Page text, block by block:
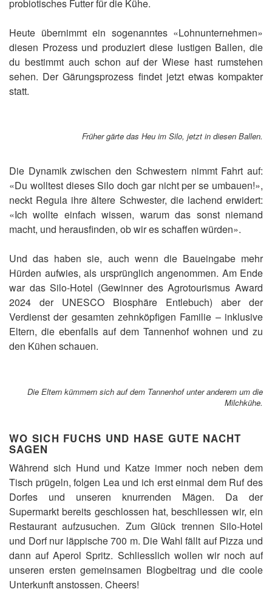
probiotisches Futter für die Kühe.
Heute übernimmt ein sogenanntes «Lohnunternehmen»
diesen Prozess und produziert diese lustigen Ballen, die
du bestimmt auch schon auf der Wiese hast rumstehen
sehen. Der Gärungsprozess findet jetzt etwas kompakter
statt.
Früher gärte das Heu im Silo, jetzt in diesen Ballen.
Die Dynamik zwischen den Schwestern nimmt Fahrt auf:
«Du wolltest dieses Silo doch gar nicht per se umbauen!»,
neckt Regula ihre ältere Schwester, die lachend erwidert:
«Ich wollte einfach wissen, warum das sonst niemand
macht, und herausfinden, ob wir es schaffen würden».
Und das haben sie, auch wenn die Baueingabe mehr
Hürden aufwies, als ursprünglich angenommen. Am Ende
war das Silo-Hotel (Gewinner des Agrotourismus Award
2024 der UNESCO Biosphäre Entlebuch) aber der
Verdienst der gesamten zehnköpfigen Familie – inklusive
Eltern, die ebenfalls auf dem Tannenhof wohnen und zu
den Kühen schauen.
Die Eltern kümmern sich auf dem Tannenhof unter anderem um die
Milchkühe.
WO SICH FUCHS UND HASE GUTE NACHT
SAGEN
Während sich Hund und Katze immer noch neben dem
Tisch prügeln, folgen Lea und ich erst einmal dem Ruf des
Dorfes und unseren knurrenden Mägen. Da der
Supermarkt bereits geschlossen hat, beschliessen wir, ein
Restaurant aufzusuchen. Zum Glück trennen Silo-Hotel
und Dorf nur läppische 700 m. Die Wahl fällt auf Pizza und
dann auf Aperol Spritz. Schliesslich wollen wir noch auf
unseren ersten gemeinsamen Blogbeitrag und die coole
Unterkunft anstossen. Cheers!